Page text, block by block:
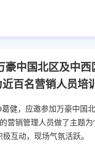
豪中国北区及中
百名营销人员培
健，应邀参加万豪中国
营销管理人员做了主题
互动，现场气氛活跃。